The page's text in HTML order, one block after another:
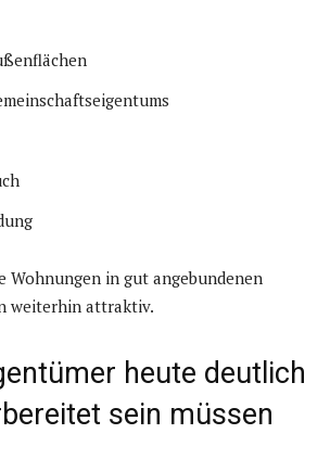
Wohnungen in gut angebundenen
weiterhin attraktiv.
heute deutlich
sein müssen